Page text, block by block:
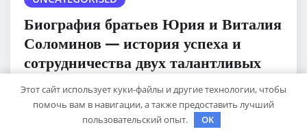
Биография братьев Юрия и Виталия
Соломинов — история успеха и
сотрудничества двух талантливых
режиссеров
sib_ecometal Фев 20, 2023
Этот сайт использует куки-файлы и другие технологии, чтобы
помочь вам в навигации, а также предоставить лучший
пользовательский опыт.
OK